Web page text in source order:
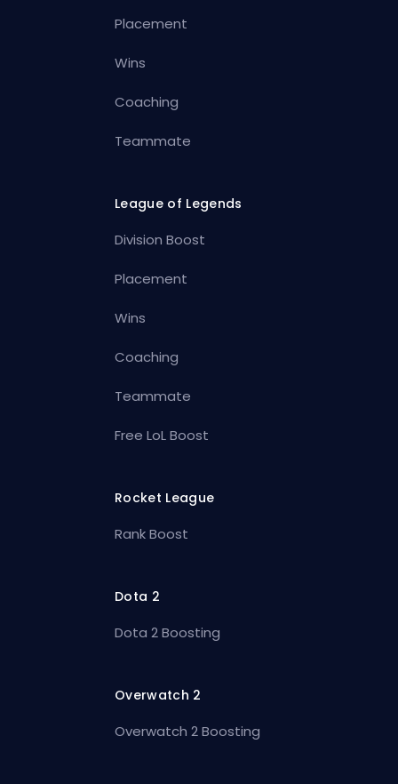
Placement
Wins
Coaching
Teammate
League of Legends
Division Boost
Placement
Wins
Coaching
Teammate
Free LoL Boost
Rocket League
Rank Boost
Dota 2
Dota 2 Boosting
Overwatch 2
Overwatch 2 Boosting